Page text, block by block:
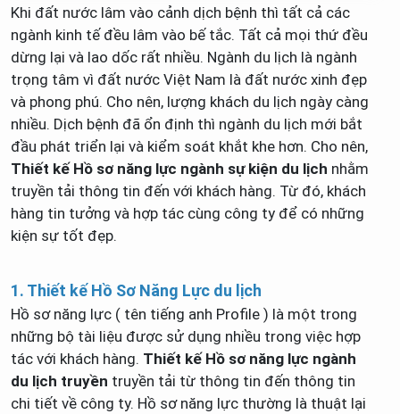
Khi đất nước lâm vào cảnh dịch bệnh thì tất cả các
ngành kinh tế đều lâm vào bế tắc. Tất cả mọi thứ đều
dừng lại và lao dốc rất nhiều. Ngành du lịch là ngành
trọng tâm vì đất nước Việt Nam là đất nước xinh đẹp
và phong phú. Cho nên, lượng khách du lịch ngày càng
nhiều. Dịch bệnh đã ổn định thì ngành du lịch mới bắt
đầu phát triển lại và kiểm soát khắt khe hơn. Cho nên,
Thiết kế Hồ sơ năng lực ngành sự kiện du lịch nhằm
truyền tải thông tin đến với khách hàng. Từ đó, khách
hàng tin tưởng và hợp tác cùng công ty để có những
kiện sự tốt đẹp.
1. Thiết kế Hồ Sơ Năng Lực du lịch
Hồ sơ năng lực ( tên tiếng anh Profile ) là một trong
những bộ tài liệu được sử dụng nhiều trong việc hợp
tác với khách hàng. Thiết kế Hồ sơ năng lực ngành
du lịch truyền truyền tải từ thông tin đến thông tin
chi tiết về công ty. Hồ sơ năng lực thường là thuật lại